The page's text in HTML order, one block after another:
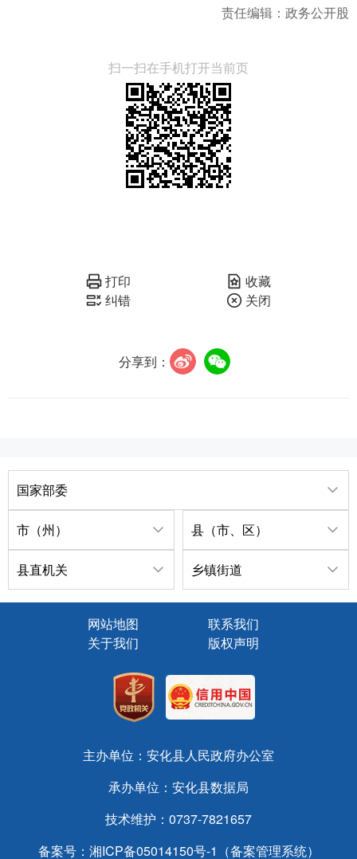
责任编辑：政务公开股
扫一扫在手机打开当前页
打印
收藏
纠错
关闭
分享到：
国家部委
市（州） 县（市、区）
县直机关 乡镇街道
网站地图
联系我们
关于我们
版权声明
主办单位：安化县人民政府办公室
承办单位：安化县数据局
技术维护：0737-7821657
备案号： 湘ICP备05014150号-1（备案管理系统）